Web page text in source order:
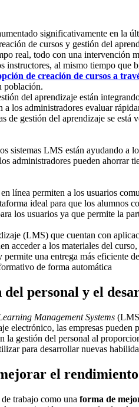
significativamente en la
de cursos y gestión del
real, todo con una intervención
al mismo tiempo que
de creación de cursos a
población.
del aprendizaje están
los administradores evaluar
gestión del aprendizaje se
sistemas LMS están ayudando a
administradores pueden ahorrar
línea permiten a los usuarios
ideal para que los alumnos
los usuarios ya que permite la
(LMS) que cuentan con
a los materiales del
una entrega más eficiente
de forma automática
personal y el
Management Systems
las empresas
gestión del personal al
para desarrollar nuevas
el
trabajo como una forma de